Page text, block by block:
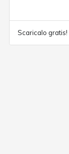
Scaricalo gratis!